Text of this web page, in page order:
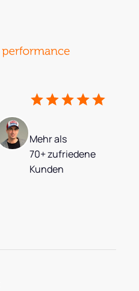
Mehr als
70+ zufriedene
Kunden